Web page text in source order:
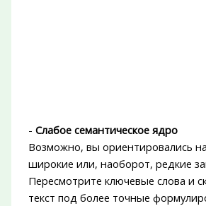
- Слабое семантическое ядро
Возможно, вы ориентировались
широкие или, наоборот, редкие
Пересмотрите ключевые слова и
текст под более точные